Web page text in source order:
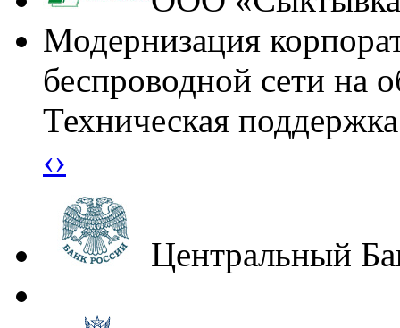
Модернизация
беспроводной сети на
Техническая
‹›
Центральный